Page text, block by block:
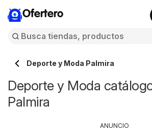
Ofertero
Deporte y Moda Palmira
Deporte y Moda
Palmira
ANUNCIO